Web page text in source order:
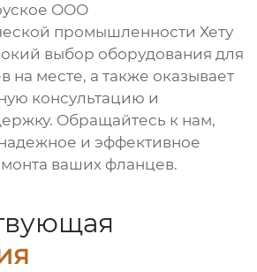
ООО
промышленности Хету
выбор оборудования для
на месте, а также оказывает
консультацию и
Обращайтесь к нам,
и эффективное
ваших фланцев.